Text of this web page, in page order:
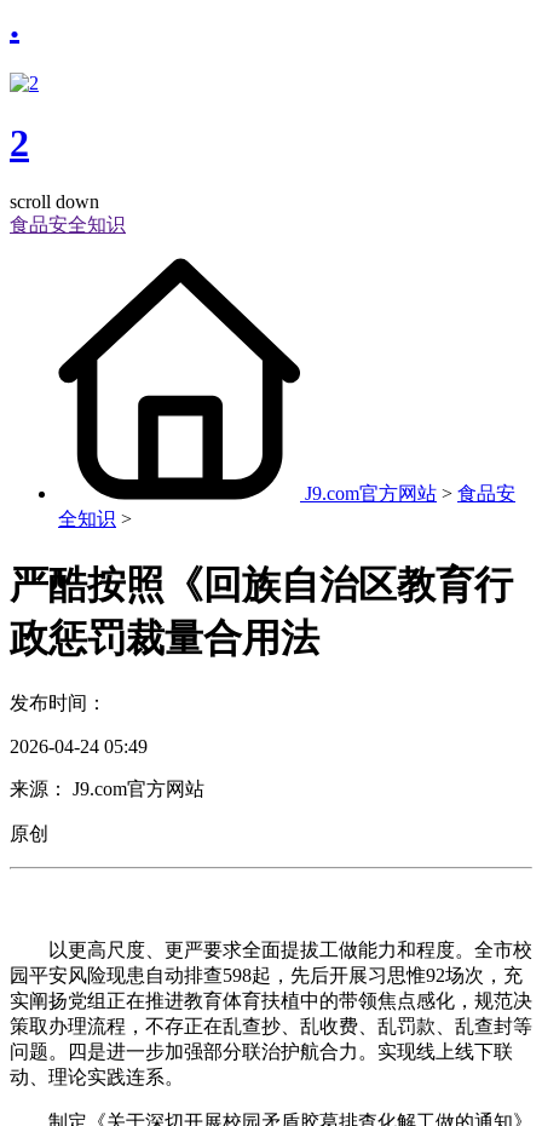
.
2
scroll down
食品安全知识
J9.com官方网站 > 食品安
全知识 >
严酷按照《回族自治区教育行
政惩罚裁量合用法
发布时间：
2026-04-24 05:49
来源： J9.com官方网站
原创
以更高尺度、更严要求全面提拔工做能力和程度。全市校
园平安风险现患自动排查598起，先后开展习思惟92场次，充
实阐扬党组正在推进教育体育扶植中的带领焦点感化，规范决
策取办理流程，不存正在乱查抄、乱收费、乱罚款、乱查封等
问题。四是进一步加强部分联治护航合力。实现线上线下联
动、理论实践连系。
制定《关于深切开展校园矛盾胶葛排查化解工做的通知》